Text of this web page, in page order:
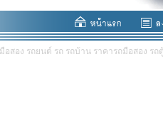
อสอง รถยนต์ รถ รถบ้าน ราคารถมือสอง รถ